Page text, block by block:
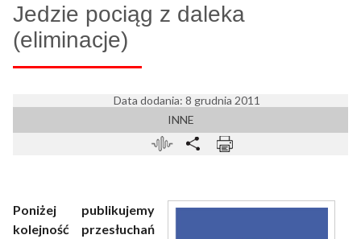
Jedzie pociąg z daleka
(eliminacje)
Data dodania: 8 grudnia 2011
INNE
Poniżej publikujemy
kolejność przesłuchań